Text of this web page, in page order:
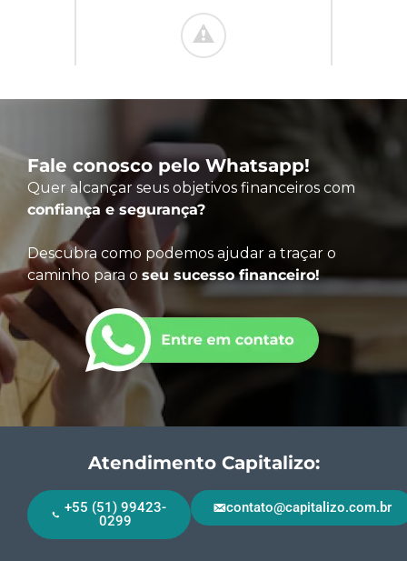
Fale conosco pelo Whatsapp!
Quer alcançar seus objetivos financeiros com
confiança e segurança?
Descubra como podemos ajudar a traçar o
caminho para o seu sucesso financeiro!
Atendimento Capitalizo:
+55 (51) 99423-
0299
contato@capitalizo.com.br